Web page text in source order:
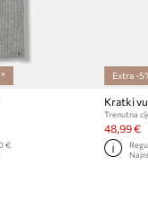
€
Extra -
Kratki
Trenutna
48,99 €